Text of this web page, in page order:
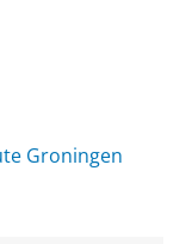
Groningen